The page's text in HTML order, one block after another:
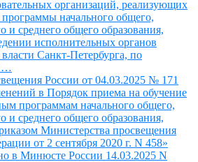
организаций, реализующих
программы начального общего,
и среднего общего образования,
исполнительных органов
Санкт-Петербурга, по
…
России от 04.03.2025 № 171
в Порядок приема на обучение
программам начального общего,
и среднего общего образования,
Министерства просвещения
от 2 сентября 2020 г. N 458»
в Минюсте России 14.03.2025 N